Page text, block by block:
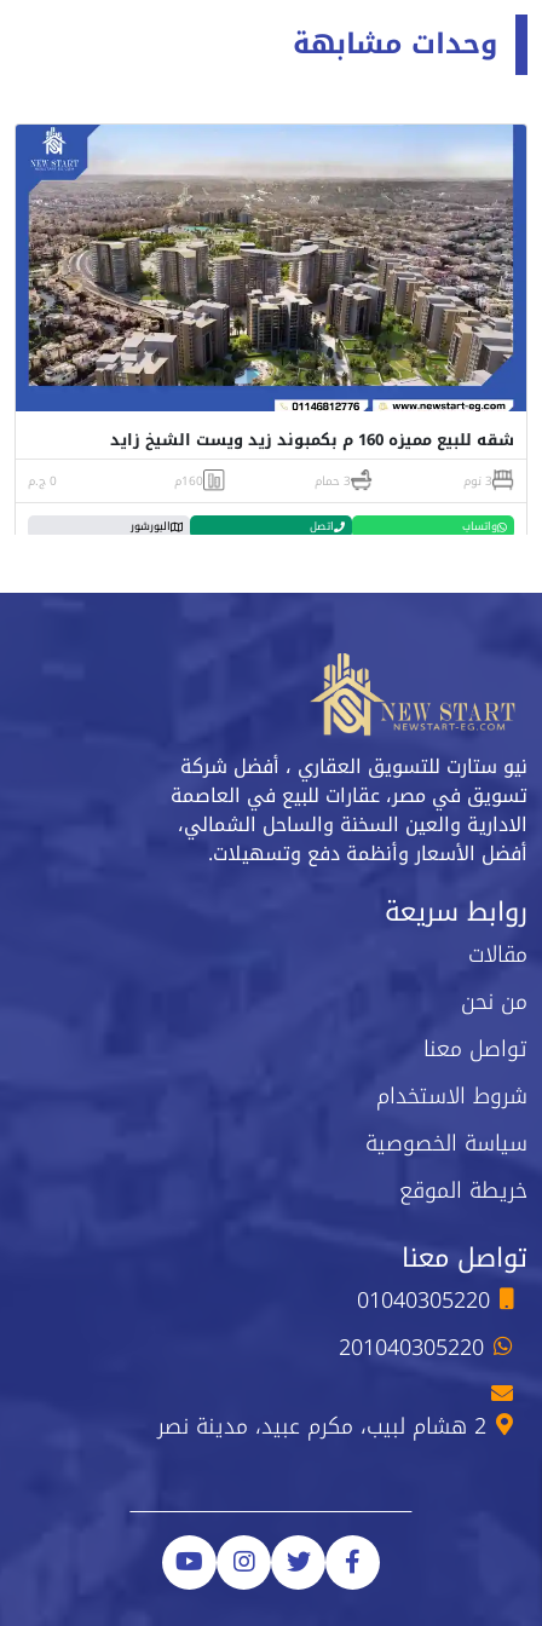
وحدات مشابهة
شقه للبيع مميزه 160 م بكمبوند زيد ويست الشيخ زايد
3 نوم 3 حمام 160م 0 ج.م
واتساب اتصل البورشور
نيو ستارت للتسويق العقاري ، أفضل شركة
تسويق في مصر، عقارات للبيع في العاصمة
الادارية والعين السخنة والساحل الشمالي،
أفضل الأسعار وأنظمة دفع وتسهيلات.
روابط سريعة
مقالات
من نحن
تواصل معنا
شروط الاستخدام
سياسة الخصوصية
خريطة الموقع
تواصل معنا
01040305220
201040305220
2 هشام لبيب، مكرم عبيد، مدينة نصر